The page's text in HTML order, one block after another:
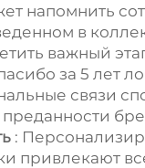
напомнить
в
важный
за 5 лет
связи
:
привлекают